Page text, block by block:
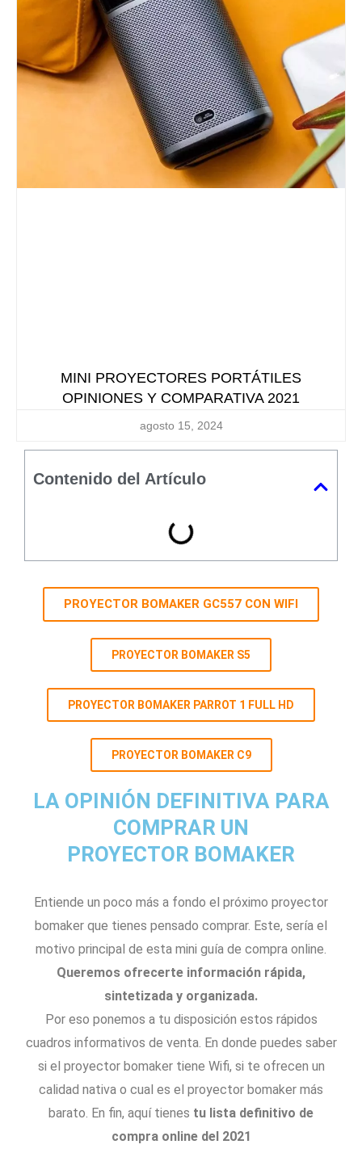
MINI PROYECTORES PORTÁTILES
OPINIONES Y COMPARATIVA 2021
agosto 15, 2024
Contenido del Artículo
PROYECTOR BOMAKER GC557 CON WIFI
PROYECTOR BOMAKER S5
PROYECTOR BOMAKER PARROT 1 FULL HD
PROYECTOR BOMAKER C9
LA OPINIÓN DEFINITIVA PARA
COMPRAR UN
PROYECTOR BOMAKER
Entiende un poco más a fondo el próximo proyector
bomaker que tienes pensado comprar. Este, sería el
motivo principal de esta mini guía de compra online.
Queremos ofrecerte información rápida,
sintetizada y organizada.
Por eso ponemos a tu disposición estos rápidos
cuadros informativos de venta. En donde puedes saber
si el proyector bomaker tiene Wifi, si te ofrecen un
calidad nativa o cual es el proyector bomaker más
barato. En fin, aquí tienes tu lista definitivo de
compra online del 2021